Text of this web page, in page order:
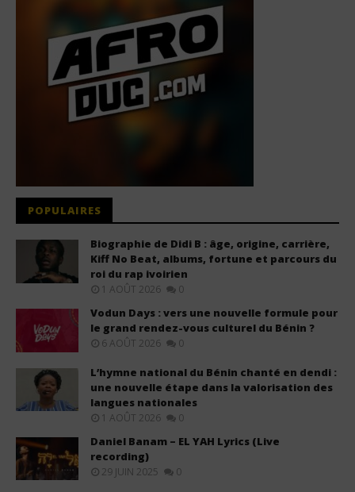
POPULAIRES
Biographie de Didi B : âge, origine, carrière,
Kiff No Beat, albums, fortune et parcours du
roi du rap ivoirien
1 AOÛT 2026 0
Vodun Days : vers une nouvelle formule pour
le grand rendez-vous culturel du Bénin ?
6 AOÛT 2026 0
L’hymne national du Bénin chanté en dendi :
une nouvelle étape dans la valorisation des
langues nationales
1 AOÛT 2026 0
Daniel Banam – EL YAH Lyrics (Live
recording)
29 JUIN 2025 0